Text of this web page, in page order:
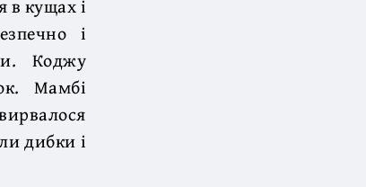
в кущах і
і
Коджу
Мамбі
дибки і